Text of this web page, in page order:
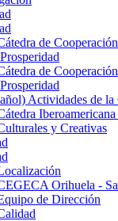
de
de
Actividades de la
y Creativas
Orihuela -
de Dirección